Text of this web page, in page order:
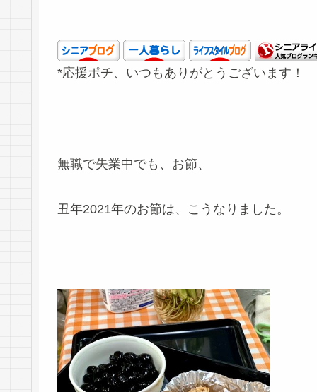
*応援ポチ、いつもありがとうございます！
無職で失業中でも、お節、
丑年2021年のお節は、こうなりました。